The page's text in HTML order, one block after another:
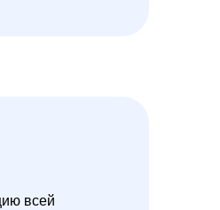
всей